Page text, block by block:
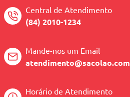
Central de Atendimento
(84) 2010-1234
Mande-nos um Email
atendimento@sacolao.com
Horário de Atendimento